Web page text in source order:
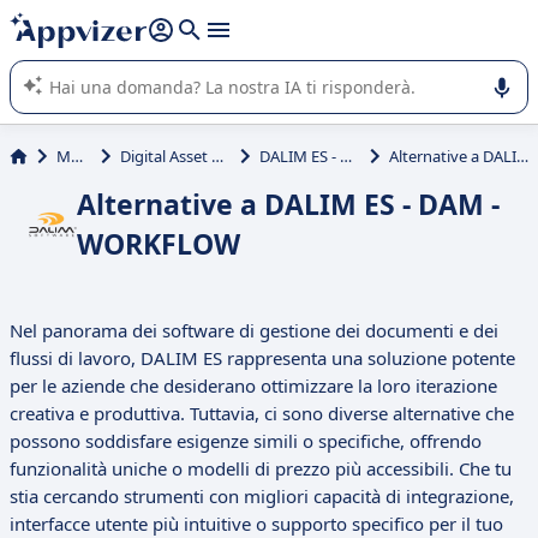
righe con
shift + enter
L'IA di Appvizer vi guida nell'utilizzo o nella scelta di un
software SaaS per la vostra azienda.
Marketing Digital Asset Management (DAM) DALIM ES - DAM - WORKFLOW Alternative a DALIM ES - DAM - WORKFLOW
Alternative a DALIM ES - DAM -
WORKFLOW
Nel panorama dei software di gestione dei documenti e dei
flussi di lavoro, DALIM ES rappresenta una soluzione potente
per le aziende che desiderano ottimizzare la loro iterazione
creativa e produttiva. Tuttavia, ci sono diverse alternative che
possono soddisfare esigenze simili o specifiche, offrendo
funzionalità uniche o modelli di prezzo più accessibili. Che tu
stia cercando strumenti con migliori capacità di integrazione,
interfacce utente più intuitive o supporto specifico per il tuo